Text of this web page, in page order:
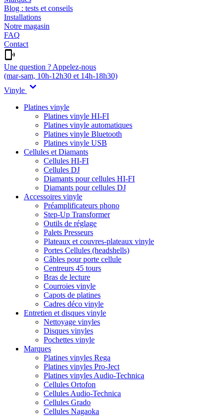
Blog : tests et conseils
Installations
Notre magasin
FAQ
Contact
Une question ? Appelez-nous
(mar-sam, 10h-12h30 et 14h-18h30)
Vinyle
Platines vinyle
Platines vinyle HI-FI
Platines vinyle automatiques
Platines vinyle Bluetooth
Platines vinyle USB
Cellules et Diamants
Cellules HI-FI
Cellules DJ
Diamants pour cellules HI-FI
Diamants pour cellules DJ
Accessoires vinyle
Préamplificateurs phono
Step-Up Transformer
Outils de réglage
Palets Presseurs
Plateaux et couvres-plateaux vinyle
Portes Cellules (headshells)
Câbles pour porte cellule
Centreurs 45 tours
Bras de lecture
Courroies vinyle
Capots de platines
Cadres déco vinyle
Entretien et disques vinyle
Nettoyage vinyles
Disques vinyles
Pochettes vinyle
Marques
Platines vinyles Rega
Platines vinyles Pro-Ject
Platines vinyles Audio-Technica
Cellules Ortofon
Cellules Audio-Technica
Cellules Grado
Cellules Nagaoka